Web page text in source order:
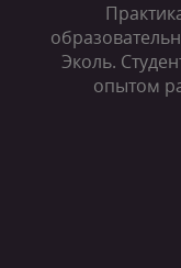
Эколь.
опытом